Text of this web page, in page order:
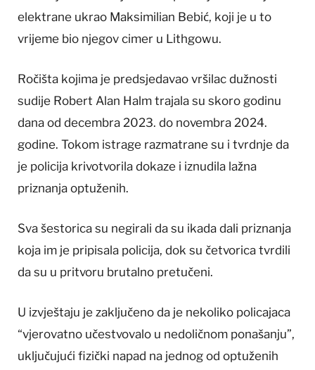
elektrane ukrao Maksimilian Bebić, koji je u to
vrijeme bio njegov cimer u Lithgowu.
Ročišta kojima je predsjedavao vršilac dužnosti
sudije Robert Alan Halm trajala su skoro godinu
dana od decembra 2023. do novembra 2024.
godine. Tokom istrage razmatrane su i tvrdnje da
je policija krivotvorila dokaze i iznudila lažna
priznanja optuženih.
Sva šestorica su negirali da su ikada dali priznanja
koja im je pripisala policija, dok su četvorica tvrdili
da su u pritvoru brutalno pretučeni.
U izvještaju je zaključeno da je nekoliko policajaca
“vjerovatno učestvovalo u nedoličnom ponašanju”,
uključujući fizički napad na jednog od optuženih